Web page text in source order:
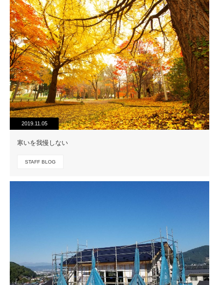
2019.11.05
寒いを我慢しない
STAFF BLOG